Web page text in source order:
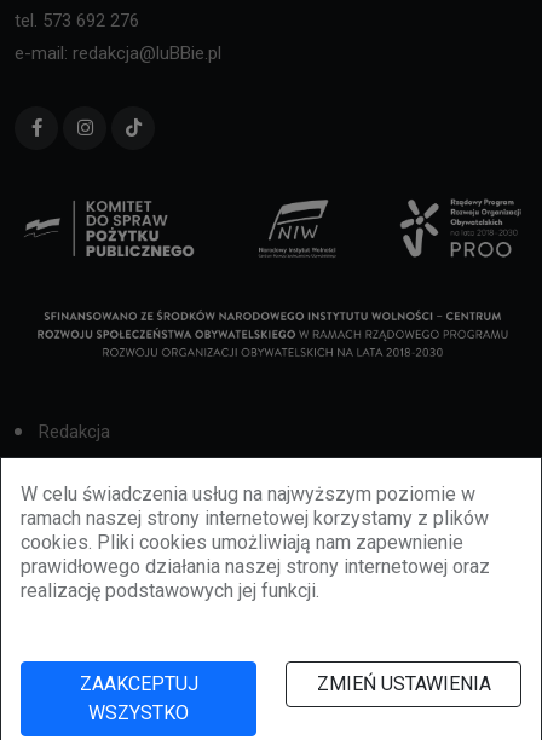
W celu świadczenia usług na najwyższym poziomie w
ramach naszej strony internetowej korzystamy z plików
cookies. Pliki cookies umożliwiają nam zapewnienie
prawidłowego działania naszej strony internetowej oraz
realizację podstawowych jej funkcji.
ZAAKCEPTUJ
WSZYSTKO
ZMIEŃ USTAWIENIA
tel. 573 692 276
e-mail: redakcja@luBBie.pl
Redakcja
Reklama
BBiletomania